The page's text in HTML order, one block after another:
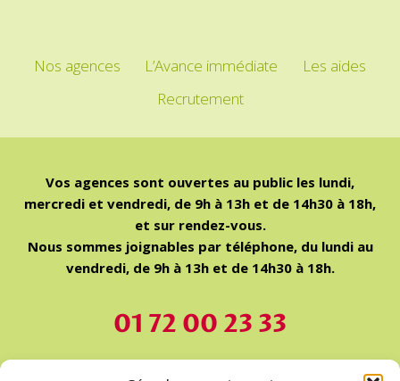
Nos agences L’Avance immédiate
Les aides
Recrutement
Vos agences sont ouvertes au public les lundi,
mercredi et vendredi, de 9h à 13h et de 14h30 à 18h,
et sur rendez-vous.
Nous sommes joignables par téléphone, du lundi au
vendredi, de 9h à 13h et de 14h30 à 18h.
01 72 00 23 33